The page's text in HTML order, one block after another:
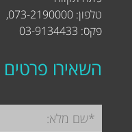
טלפון: 073-2190000,
פקס: 03-9134433
השאירו